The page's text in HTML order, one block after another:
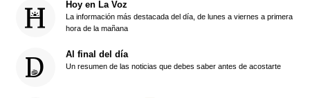
Hoy en La Voz
La información más destacada del día, de lunes a viernes a primera
hora de la mañana
Al final del día
Un resumen de las noticias que debes saber antes de acostarte